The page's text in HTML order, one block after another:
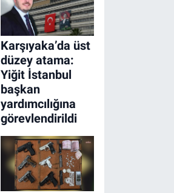
Karşıyaka’da üst
düzey atama:
Yiğit İstanbul
başkan
yardımcılığına
görevlendirildi